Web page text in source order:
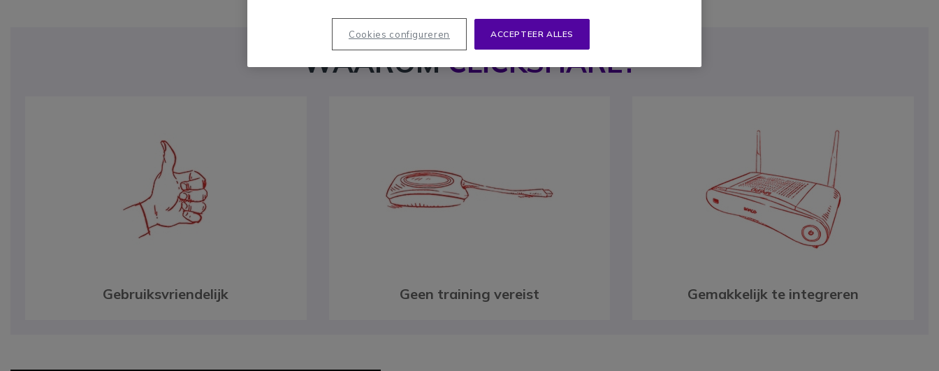
WAAROMCLICKSHARE?
Gebruiksvriendelijk Geen training vereist Gemakkelijk te integreren
ACCEPTEER ALLES
Cookies configureren